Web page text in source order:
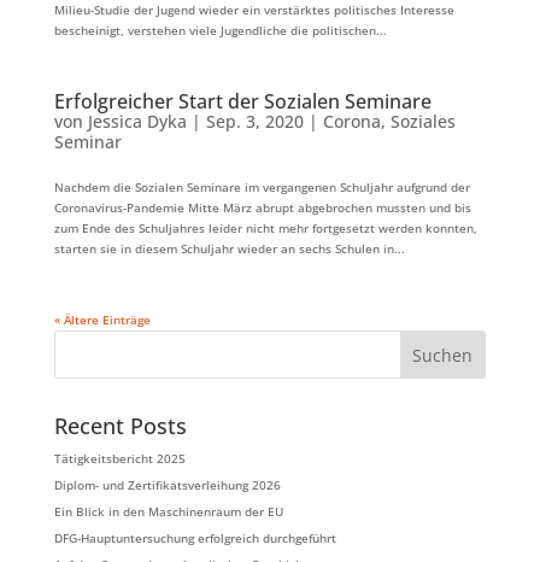
Milieu-Studie der Jugend wieder ein verstärktes politisches Interesse
bescheinigt, verstehen viele Jugendliche die politischen...
Erfolgreicher Start der Sozialen Seminare
von Jessica Dyka | Sep. 3, 2020| Corona, Soziales
Seminar
Nachdem die Sozialen Seminare im vergangenen Schuljahr aufgrund der
Coronavirus-Pandemie Mitte März abrupt abgebrochen mussten und bis
zum Ende des Schuljahres leider nicht mehr fortgesetzt werden konnten,
starten sie in diesem Schuljahr wieder an sechs Schulen in...
« Ältere Einträge
Suchen
Recent Posts
Tätigkeitsbericht 2025
Diplom- und Zertifikatsverleihung 2026
Ein Blick in den Maschinenraum der EU
DFG-Hauptuntersuchung erfolgreich durchgeführt